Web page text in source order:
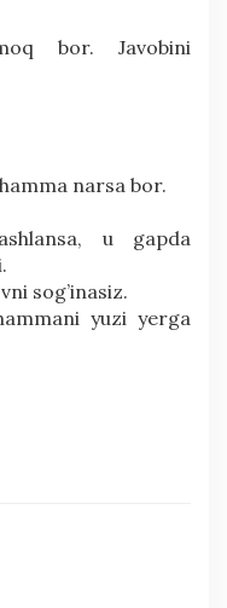
bor. Javobini
narsa bor.
u gapda
sog’inasiz.
yuzi yerga